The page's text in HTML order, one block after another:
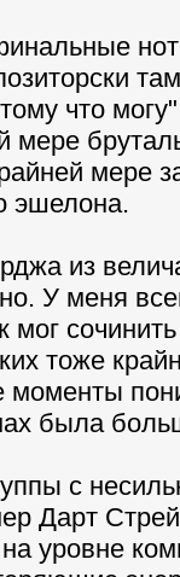
что
мере
мере
эшелона.
из
У меня
мог
тоже
моменты
была
с
Дарт
уровне